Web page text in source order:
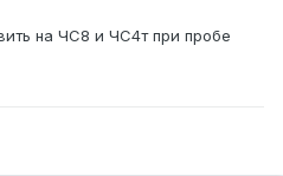
на ЧС8 и ЧС4т при пробе